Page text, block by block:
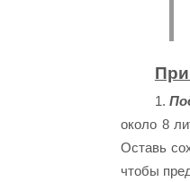
1.
около 8
Оставь
чтобы